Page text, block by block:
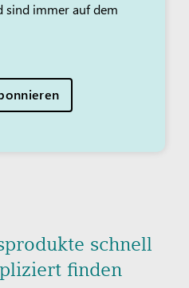
sind immer auf dem
schnell
finden